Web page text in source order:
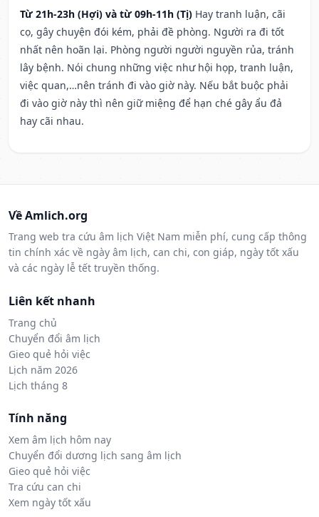
Từ 21h-23h (Hợi) và từ 09h-11h (Tị) Hay tranh luận, cãi
cọ, gây chuyện đói kém, phải đề phòng. Người ra đi tốt
nhất nên hoãn lại. Phòng người người nguyền rủa, tránh
lây bệnh. Nói chung những việc như hội họp, tranh luận,
việc quan,…nên tránh đi vào giờ này. Nếu bắt buộc phải
đi vào giờ này thì nên giữ miệng để hạn ché gây ẩu đả
hay cãi nhau.
Về Amlich.org
Trang web tra cứu âm lịch Việt Nam miễn phí, cung cấp thông
tin chính xác về ngày âm lịch, can chi, con giáp, ngày tốt xấu
và các ngày lễ tết truyền thống.
Liên kết nhanh
Trang chủ
Chuyển đổi âm lịch
Gieo quẻ hỏi việc
Lịch năm 2026
Lịch tháng 8
Tính năng
Xem âm lịch hôm nay
Chuyển đổi dương lịch sang âm lịch
Gieo quẻ hỏi việc
Tra cứu can chi
Xem ngày tốt xấu